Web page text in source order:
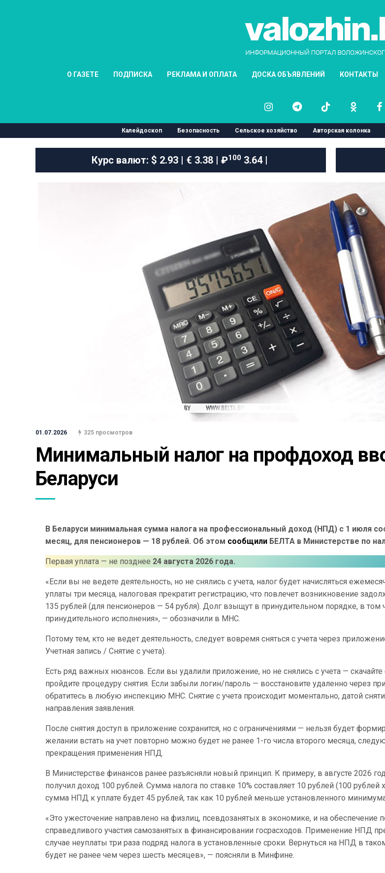
О ГАЗЕТЕ ПОДПИСКА РЕКЛАМА И ОПЛАТА ДОСКА ОБЪЯВЛЕНИЙ КОНТАКТЫ
Калейдоскоп Безопасность Сельское хозяйство Авторская колонка
Курс валют: $ 2.93 | € 3.38 | ₽1003.64 |
01.07.2026 325 просмотров
Минимальный налог на профдоход
Беларуси
В Беларуси минимальная сумма налога на профессиональный доход (НПД) с 1 июля
месяц, для пенсионеров — 18 рублей. Об этом сообщили БЕЛТА в Министерстве по
Первая уплата — не позднее 24 августа 2026 года.
«Если вы не ведете деятельность, но не снялись с учета, налог будет начисляться
уплаты три месяца, налоговая прекратит регистрацию, что повлечет возникновение
135 рублей (для пенсионеров — 54 рубля). Долг взыщут в принудительном порядке, в том
принудительного исполнения», — обозначили в МНС.
Потому тем, кто не ведет деятельность, следует вовремя сняться с учета через
Учетная запись / Снятие с учета).
Есть ряд важных нюансов. Если вы удалили приложение, но не снялись с учета — скачайте
пройдите процедуру снятия. Если забыли логин/пароль — восстановите удаленно через
обратитесь в любую инспекцию МНС. Снятие с учета происходит моментально, датой
направления заявления.
После снятия доступ в приложение сохранится, но с ограничениями — нельзя будет
желании встать на учет повторно можно будет не ранее 1-го числа второго месяца,
прекращения применения НПД.
В Министерстве финансов ранее разъясняли новый принцип. К примеру, в августе 2026
получил доход 100 рублей. Сумма налога по ставке 10% составляет 10 рублей (100 рублей
сумма НПД к уплате будет 45 рублей, так как 10 рублей меньше установленного
«Это ужесточение направлено на физлиц, псевдозанятых в экономике, и на обеспечение
справедливого участия самозанятых в финансировании госрасходов. Применение НПД
случае неуплаты три раза подряд налога в установленные сроки. Вернуться на НПД в
будет не ранее чем через шесть месяцев», — поясняли в Минфине.